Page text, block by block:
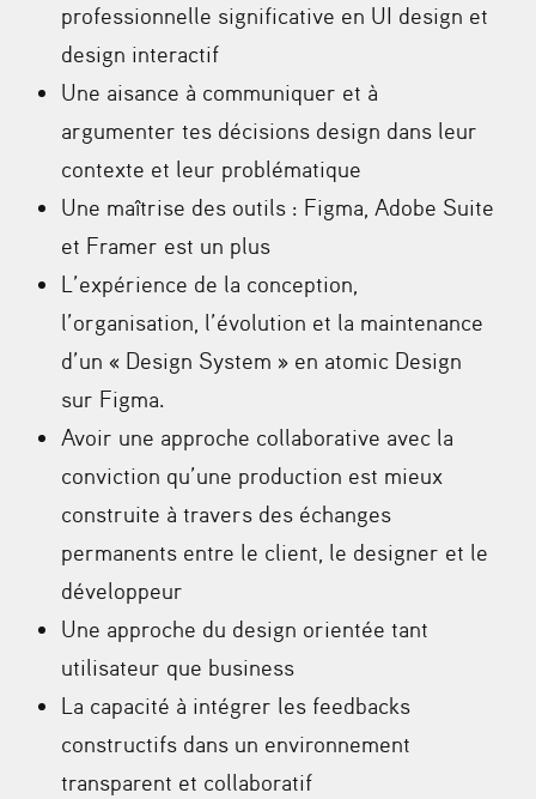
professionnelle significative en UI design et
design interactif
Une aisance à communiquer et à
argumenter tes décisions design dans leur
contexte et leur problématique
Une maîtrise des outils : Figma, Adobe Suite
et Framer est un plus
L’expérience de la conception,
l’organisation, l’évolution et la maintenance
d’un « Design System » en atomic Design
sur Figma.
Avoir une approche collaborative avec la
conviction qu’une production est mieux
construite à travers des échanges
permanents entre le client, le designer et le
développeur
Une approche du design orientée tant
utilisateur que business
La capacité à intégrer les feedbacks
constructifs dans un environnement
transparent et collaboratif